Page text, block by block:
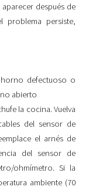
después de
problema persiste,
defectuoso o
abierto
la cocina. Vuelva
del sensor de
el arnés de
del sensor de
ohmímetro. Si la
ambiente (70